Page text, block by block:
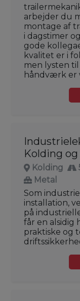
arbejder du
montage af
i dagstimer
gode
kvalitet er i
men lysten
håndværk er
Kolding
Kolding
Metal
Som
installation,
på
får en alsidig
praktiske og